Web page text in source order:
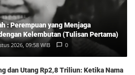
: Perempuan yang Menjaga
Kelembutan (Tulisan Pertama)
2026, 09:58 WIB 0
dan Utang Rp2,8 Triliun: Ketika Nama